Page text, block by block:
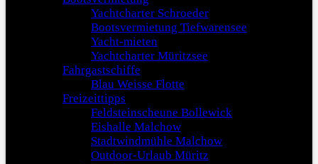
Yachtcharter Schroeder
Bootsvermietung Tiefwarensee
Yacht-mieten
Yachtcharter Müritzsee
Fahrgastschiffe
Blau Weisse Flotte
Freizeittipps
Feldsteinscheune Bollewick
Eishalle Malchow
Stadtwindmühle Malchow
Outdoor-Urlaub Müritz